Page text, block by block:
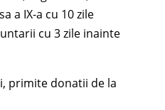
a IX-a cu 10 zile
cu 3 zile inainte
primite donatii de la